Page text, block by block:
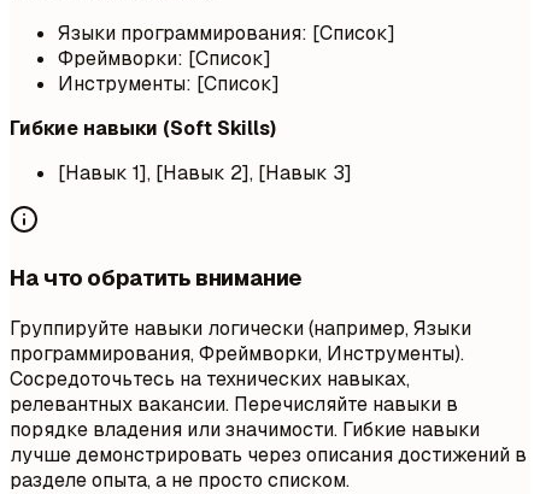
Языки программирования: [Список]
Фреймворки: [Список]
Инструменты: [Список]
Гибкие навыки (Soft Skills)
[Навык 1], [Навык 2], [Навык 3]
На что обратить внимание
Группируйте навыки логически (например, Языки
программирования, Фреймворки, Инструменты).
Сосредоточьтесь на технических навыках,
релевантных вакансии. Перечисляйте навыки в
порядке владения или значимости. Гибкие навыки
лучше демонстрировать через описания достижений в
разделе опыта, а не просто списком.